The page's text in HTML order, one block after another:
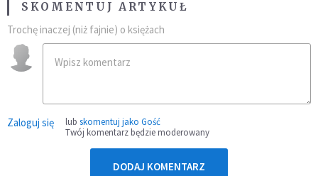
SKOMENTUJ ARTYKUŁ
Trochę inaczej (niż fajnie) o księżach
Zaloguj się lub skomentuj jako Gość
Twój komentarz będzie moderowany
DODAJ KOMENTARZ